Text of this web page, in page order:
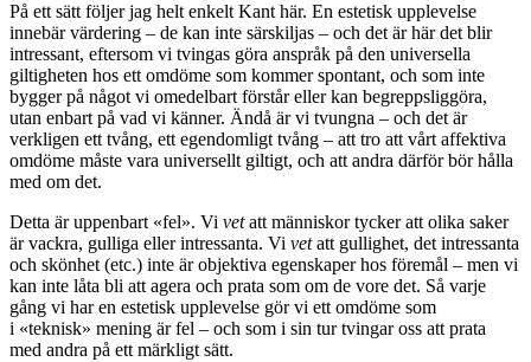
På ett sätt följer jag helt enkelt Kant här. En estetisk upplevelse
innebär värdering – de kan inte särskiljas – och det är här det blir
intressant, eftersom vi tvingas göra anspråk på den universella
giltigheten hos ett omdöme som kommer spontant, och som inte
bygger på något vi omedelbart förstår eller kan begreppsliggöra,
utan enbart på vad vi känner. Ändå är vi tvungna – och det är
verkligen ett tvång, ett egendomligt tvång – att tro att vårt affektiva
omdöme måste vara universellt giltigt, och att andra därför bör hålla
med om det.
Detta är uppenbart «fel». Vi vetatt människor tycker att olika saker
är vackra, gulliga eller intressanta. Vi vetatt gullighet, det intressanta
och skönhet (etc.) inte är objektiva egenskaper hos föremål – men vi
kan inte låta bli att agera och prata som om de vore det. Så varje
gång vi har en estetisk upplevelse gör vi ett omdöme som
i «teknisk» mening är fel – och som i sin tur tvingar oss att prata
med andra på ett märkligt sätt.